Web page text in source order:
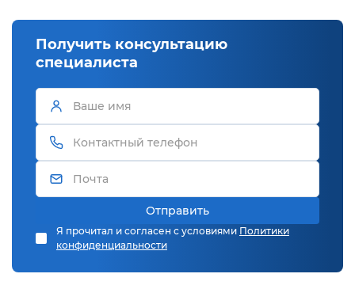
Получить консультацию
специалиста
Отправить
Я прочитал и согласен с условиями Политики
конфиденциальности